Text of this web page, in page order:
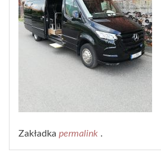
Zakładka permalink .